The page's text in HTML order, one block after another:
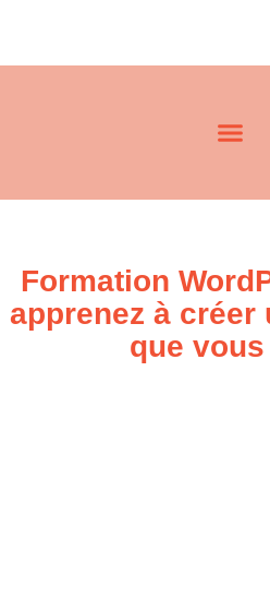
Formation
apprenez à créer
que